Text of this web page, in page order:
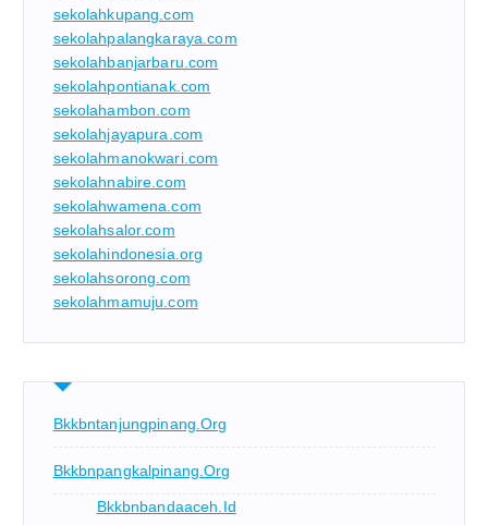
sekolahkupang.com
sekolahpalangkaraya.com
sekolahbanjarbaru.com
sekolahpontianak.com
sekolahambon.com
sekolahjayapura.com
sekolahmanokwari.com
sekolahnabire.com
sekolahwamena.com
sekolahsalor.com
sekolahindonesia.org
sekolahsorong.com
sekolahmamuju.com
Bkkbntanjungpinang.org
Bkkbnpangkalpinang.org
Bkkbnbandaaceh.id